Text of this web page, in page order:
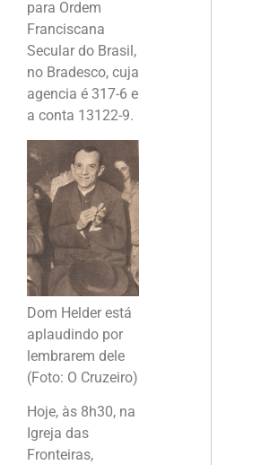
para Ordem
Franciscana
Secular do Brasil,
no Bradesco, cuja
agencia é 317-6 e
a conta 13122-9.
Dom Helder está
aplaudindo por
lembrarem dele
(Foto: O Cruzeiro)
Hoje, às 8h30, na
Igreja das
Fronteiras,